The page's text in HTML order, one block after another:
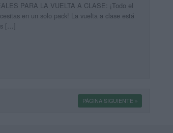
PARA LA VUELTA A CLASE: ¡Todo el
en un solo pack! La vuelta a clase está
[…]
PÁGINA SIGUIENTE »